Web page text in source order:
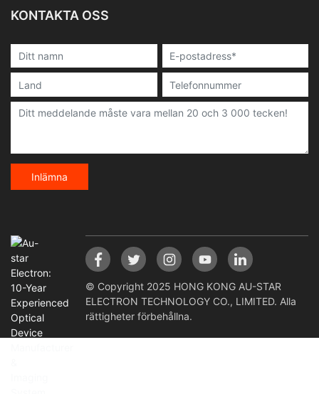
KONTAKTA OSS
Inlämna
© Copyright 2025 HONG KONG AU-STAR
ELECTRON TECHNOLOGY CO., LIMITED. Alla
rättigheter förbehållna.